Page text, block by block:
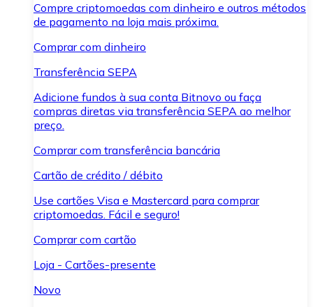
Compre criptomoedas com dinheiro e outros métodos
de pagamento na loja mais próxima.
Comprar com dinheiro
Transferência SEPA
Adicione fundos à sua conta Bitnovo ou faça
compras diretas via transferência SEPA ao melhor
preço.
Comprar com transferência bancária
Cartão de crédito / débito
Use cartões Visa e Mastercard para comprar
criptomoedas. Fácil e seguro!
Comprar com cartão
Loja - Cartões-presente
Novo